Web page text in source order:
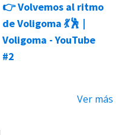
👉 Volvemos al ritmo
de Voligoma 💃🕺 |
Voligoma - YouTube
#2
Ver más